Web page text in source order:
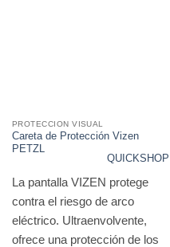
PROTECCION VISUAL
Careta de Protección Vizen
PETZL
La pantalla VIZEN protege
contra el riesgo de arco
eléctrico. Ultraenvolvente,
ofrece una protección de los
QUICKSHOP